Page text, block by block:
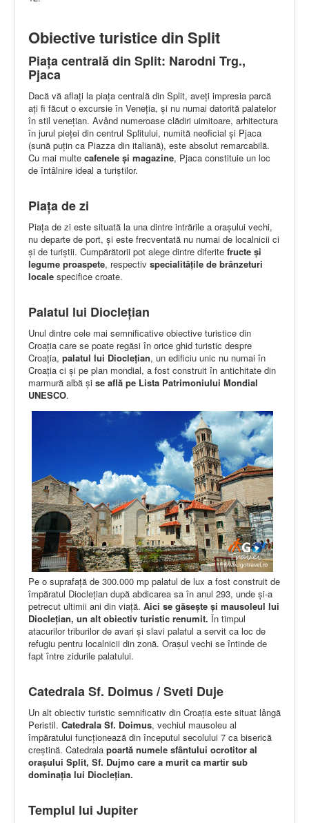
Obiective turistice din Split
Piața centrală din Split: Narodni Trg.,
Pjaca
Dacă vă aflați la piața centrală din Split, aveți impresia parcă
ați fi făcut o excursie în Veneția, și nu numai datorită palatelor
în stil venețian. Având numeroase clădiri uimitoare, arhitectura
în jurul pieței din centrul Splitului, numită neoficial și Pjaca
(sună puțin ca Piazza din italiană), este absolut remarcabilă.
Cu mai multe cafenele și magazine, Pjaca constituie un loc
de întâlnire ideal a turiștilor.
Piața de zi
Piața de zi este situată la una dintre intrările a orașului vechi,
nu departe de port, și este frecventată nu numai de localnicii ci
și de turiștii. Cumpărătorii pot alege dintre diferite fructe și
legume proaspete, respectiv specialitățile de brânzeturi
locale specifice croate.
Palatul lui Dioclețian
Unul dintre cele mai semnificative obiective turistice din
Croația care se poate regăsi în orice ghid turistic despre
Croația, palatul lui Dioclețian, un edificiu unic nu numai în
Croația ci și pe plan mondial, a fost construit în antichitate din
marmură albă și se află pe Lista Patrimoniului Mondial
UNESCO.
Pe o suprafață de 300.000 mp palatul de lux a fost construit de
împăratul Dioclețian după abdicarea sa în anul 293, unde și-a
petrecut ultimii ani din viață. Aici se găsește și mausoleul lui
Dioclețian, un alt obiectiv turistic renumit. În timpul
atacurilor triburilor de avari și slavi palatul a servit ca loc de
refugiu pentru localnicii din zonă. Orașul vechi se întinde de
fapt între zidurile palatului.
Catedrala Sf. Doimus / Sveti Duje
Un alt obiectiv turistic semnificativ din Croația este situat lângă
Peristil. Catedrala Sf. Doimus, vechiul mausoleu al
împăratului funcționează din începutul secolului 7 ca biserică
creștină. Catedrala poartă numele sfântului ocrotitor al
orașului Split, Sf. Dujmo care a murit ca martir sub
dominația lui Dioclețian.
Templul lui Jupiter